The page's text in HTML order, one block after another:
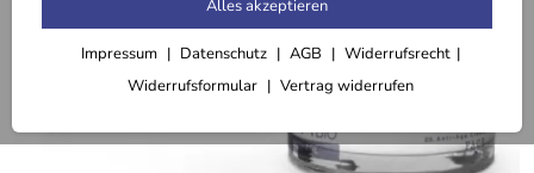
Alles akzeptieren
Impressum Datenschutz AGB
Widerrufsrecht
Widerrufsformular
Vertrag widerrufen